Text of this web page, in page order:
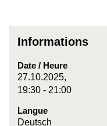
Informations
Date / Heure
27.10.2025,
19:30 - 21:00
Langue
Deutsch